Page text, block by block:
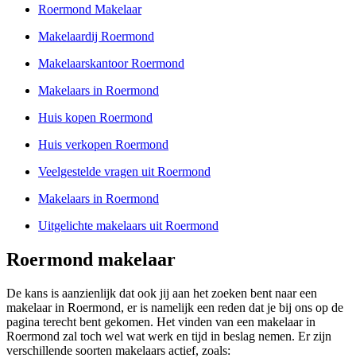
Roermond Makelaar
Makelaardij Roermond
Makelaarskantoor Roermond
Makelaars in Roermond
Huis kopen Roermond
Huis verkopen Roermond
Veelgestelde vragen uit Roermond
Makelaars in Roermond
Uitgelichte makelaars uit Roermond
Roermond makelaar
De kans is aanzienlijk dat ook jij aan het zoeken bent naar een
makelaar in Roermond, er is namelijk een reden dat je bij ons op de
pagina terecht bent gekomen. Het vinden van een makelaar in
Roermond zal toch wel wat werk en tijd in beslag nemen. Er zijn
verschillende soorten makelaars actief, zoals: